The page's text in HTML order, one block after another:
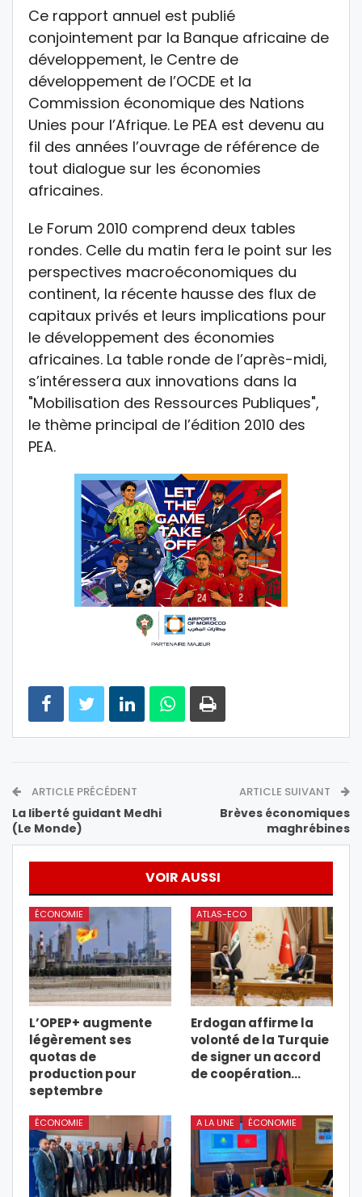
Ce rapport annuel est publié
conjointement par la Banque africaine de
développement, le Centre de
développement de l’OCDE et la
Commission économique des Nations
Unies pour l’Afrique. Le PEA est devenu au
fil des années l’ouvrage de référence de
tout dialogue sur les économies
africaines.
Le Forum 2010 comprend deux tables
rondes. Celle du matin fera le point sur les
perspectives macroéconomiques du
continent, la récente hausse des flux de
capitaux privés et leurs implications pour
le développement des économies
africaines. La table ronde de l’après-midi,
s’intéressera aux innovations dans la
"Mobilisation des Ressources Publiques",
le thème principal de l’édition 2010 des
PEA.
ARTICLE PRÉCÉDENT
La liberté guidant Medhi
(Le Monde)
ARTICLE SUIVANT
Brèves économiques
maghrébines
VOIR AUSSI
ÉCONOMIE
L’OPEP+ augmente
légèrement ses
quotas de
production pour
septembre
ATLAS-ECO
Erdogan affirme la
volonté de la Turquie
de signer un accord
de coopération…
ÉCONOMIE A LA UNE ÉCONOMIE